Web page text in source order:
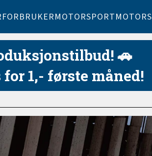
FORBRUKERMOTORSPORT
🚗
for 1,- første måned!